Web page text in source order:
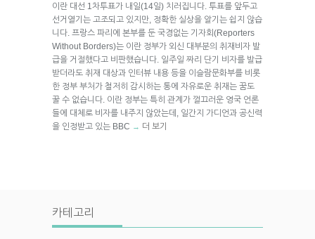
이란 대선 1차투표가 내일(14일) 치러집니다. 투표를 앞두고
선거열기는 고조되고 있지만, 정확한 실상을 알기는 쉽지 않습
니다. 프랑스 파리에 본부를 둔 국경없는 기자회(Reporters
Without Borders)는 이란 정부가 외신 대부분의 취재비자 발
급을 거절했다고 비판했습니다. 일주일 짜리 단기 비자를 발급
받더라도 취재 대상과 인터뷰 내용 등을 이슬람문화부를 비롯
한 정부 부처가 철저히 감시하는 통에 자유로운 취재는 꿈도
꿀 수 없습니다. 이란 정부는 특히 관계가 껄끄러운 영국 언론
들에 대체로 비자를 내주지 않았는데, 일간지 가디언과 공신력
을 인정받고 있는 BBC → 더 보기
카테고리